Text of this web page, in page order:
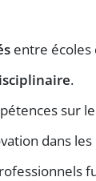
entre écoles
.
sur
dans